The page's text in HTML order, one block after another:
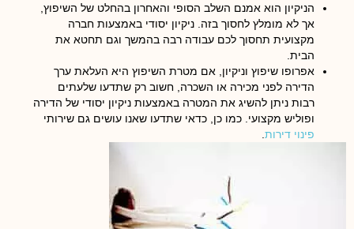
הניקיון הוא אמנם השלב הסופי והאחרון בהחלט של השיפוץ,
אך לא מומלץ לחסוך בזה. ניקיון יסודי באמצעות חברה
מקצועית תחסוך לכם עבודה רבה בהמשך וגם תחטא את
הבית.
אפרופו שיפוץ וניקיון, אם מטרת השיפוץ היא העלאת ערך
הדירה לפני מכירה או השכרה, חשוב רק שתדעו שלעתים
רבות ניתן להשיג את המטרה באמצעות ניקיון יסודי של הדירה
ופוליש מקצועי. כמו כן, כדאי שתדעו שאנו עושים גם שירותי
פינוי דירות.